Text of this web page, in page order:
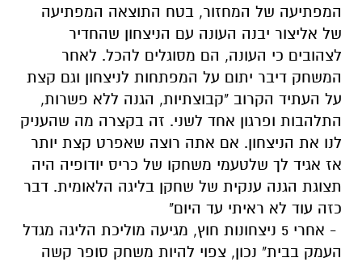
המפתיעה של המחזור, בטח התוצאה המפתיעה
של אליצור יבנה העונה עם הניצחון שהחדיר
לצהובים כי העונה, הם מסוגלים להכל. לאחר
המשחק דיבר יתום על המפתחות לניצחון וגם קצת
על העתיד הקרוב "קבוצתיות, הגנה ללא פשרות,
התלהבות ופרגון אחד לשני. זה בקצרה מה שהעניק
לנו את הניצחון. אם אתה רוצה שאפרט קצת יותר
אז אגיד לך שלטעמי משחקו של כריס יודופיה היה
תצוגת הגנה ענקית של שחקן בליגה הלאומית. דבר
כזה עוד לא ראיתי עד היום"
- אחרי 5 ניצחונות חוץ, מגיעה מוליכת הליגה מגדל
העמק בבית" נכון, צפוי להיות משחק סופר קשה